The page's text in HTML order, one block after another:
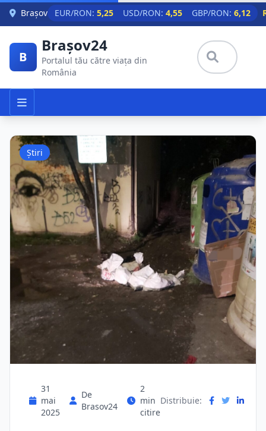
Skip to main content
Brașov EUR/RON: 5,25 USD/RON: 4,55 GBP/RON: 6,12
B
Brașov24
Portalul tău către viața din
România
Știri
31
mai
2025
De
Brasov24
2
min
citire
Distribuie: